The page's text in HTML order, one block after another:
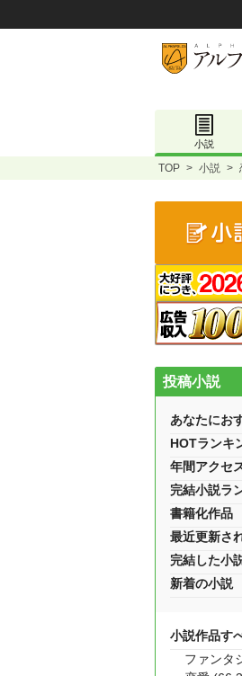
小説
TOP > 小説 >
投稿小説
あなたにお
HOTランキ
年間アクセ
完結小説ラ
書籍化作品
最近更新さ
完結した小
新着の小説
小説作品す
ファンタ